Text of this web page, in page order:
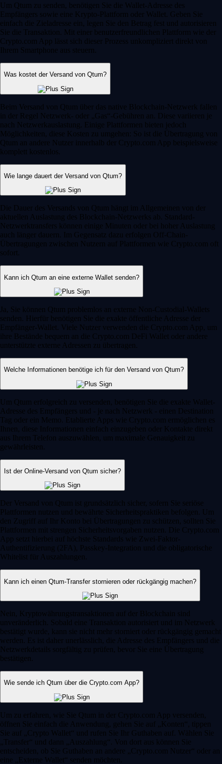
Um Qtum zu senden, benötigen Sie die Wallet-Adresse des
Empfängers sowie eine Krypto-Plattform oder Wallet. Geben Sie
einfach die Zieladresse ein, legen Sie den Betrag fest und autorisieren
Sie die Transaktion. Mit einer benutzerfreundlichen Plattform wie der
Crypto.com App lässt sich dieser Prozess unkompliziert direkt von
Ihrem Smartphone aus steuern.
Was kostet der Versand von Qtum?
Beim Versand von Qtum über das native Blockchain-Netzwerk fallen
in der Regel Netzwerk- oder „Gas“-Gebühren an. Diese variieren je
nach Netzwerkauslastung. Einige Plattformen bieten jedoch
Möglichkeiten, diese Kosten zu umgehen: So ist die Übertragung von
Qtum an andere Nutzer innerhalb der Crypto.com App beispielsweise
komplett kostenlos.
Wie lange dauert der Versand von Qtum?
Die Dauer des Versands von Qtum hängt im Allgemeinen von der
aktuellen Auslastung des Blockchain-Netzwerks ab. Standard-
Netzwerktransfers können einige Minuten oder bei hoher Auslastung
auch länger dauern. Im Gegensatz dazu erfolgen Off-Chain-
Übertragungen zwischen Nutzern auf Plattformen wie Crypto.com oft
sofort.
Kann ich Qtum an eine externe Wallet senden?
Ja, Sie können Qtum problemlos an externe Non-Custodial-Wallets
senden. Hierfür benötigen Sie die exakte öffentliche Adresse der
Empfänger-Wallet. Viele Nutzer verwenden die Crypto.com App, um
ihre Bestände bequem an die Crypto.com DeFi Wallet oder andere
unterstützte externe Adressen zu übertragen.
Welche Informationen benötige ich für den Versand von Qtum?
Um Qtum erfolgreich zu versenden, benötigen Sie die exakte Wallet-
Adresse des Empfängers und - je nach Netzwerk - einen Destination
Tag oder ein Memo. Etablierte Apps wie Crypto.com ermöglichen es
Ihnen, diese Informationen einfach einzugeben oder Kontakte direkt
aus Ihrem Telefon auszuwählen, um maximale Genauigkeit zu
gewährleisten.
Ist der Online-Versand von Qtum sicher?
Der Versand von Qtum ist grundsätzlich sicher, sofern Sie seriöse
Plattformen nutzen und bewährte Sicherheitspraktiken befolgen. Um
den Zugriff auf Ihr Konto bei Übertragungen zu schützen, sollten Sie
Plattformen mit strengen Sicherheitsvorgaben nutzen. Die Crypto.com
App setzt hierbei auf höchste Standards wie Zwei-Faktor-
Authentifizierung (2FA), Passkey-Integration und die obligatorische
Whitelist für Auszahlungen.
Kann ich einen Qtum-Transfer stornieren oder rückgängig machen?
Nein, Kryptowährungstransaktionen auf der Blockchain sind
unveränderlich. Sobald eine Transaktion autorisiert und im Netzwerk
bestätigt wurde, kann sie nicht mehr storniert oder rückgängig gemacht
werden. Es ist daher unerlässlich, die Adresse des Empfängers und die
Netzwerkdetails sorgfältig zu prüfen, bevor Sie eine Übertragung
bestätigen.
Wie sende ich Qtum über die Crypto.com App?
Um zu erfahren, wie Sie Qtum in der Crypto.com App versenden,
öffnen Sie einfach die Anwendung, gehen Sie auf „Konten“, tippen
Sie auf „Crypto Wallet“ und rufen Sie Ihr Guthaben auf. Wählen Sie
„Transfer“ und dann „Auszahlung“. Von dort aus können Sie
entscheiden, ob Sie Guthaben an andere „Crypto.com Nutzer“ oder an
eine „Externe Wallet“ senden möchten.